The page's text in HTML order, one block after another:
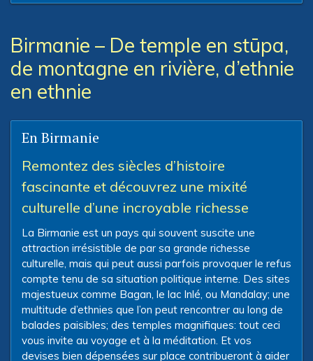
Birmanie – De temple en stūpa,
de montagne en rivière, d’ethnie
en ethnie
En Birmanie
Remontez des siècles d’histoire
fascinante et découvrez une mixité
culturelle d’une incroyable richesse
La Birmanie est un pays qui souvent suscite une
attraction irrésistible de par sa grande richesse
culturelle, mais qui peut aussi parfois provoquer le refus
compte tenu de sa situation politique interne. Des sites
majestueux comme Bagan, le lac Inlé, ou Mandalay; une
multitude d’ethnies que l’on peut rencontrer au long de
balades paisibles; des temples magnifiques: tout ceci
vous invite au voyage et à la méditation. Et vos
devises bien dépensées sur place contribueront à aider